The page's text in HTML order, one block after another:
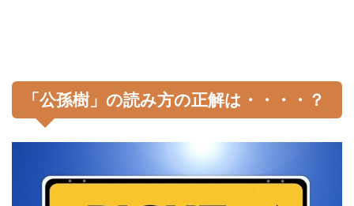
「公孫樹」の読み方の正解は・・・・？